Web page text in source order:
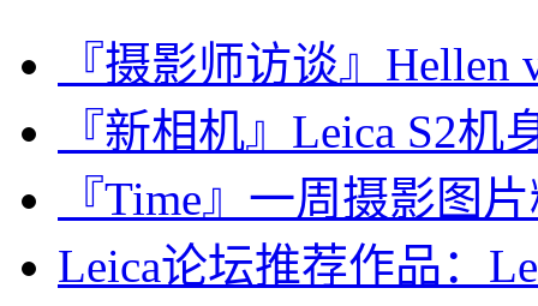
『摄影师访谈』Hellen
『新相机』Leica S2
『Time』一周摄影图
Leica论坛推荐作品：